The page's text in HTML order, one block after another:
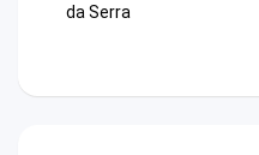
da Serra